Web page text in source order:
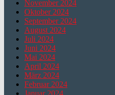
November 2024
Oktober 2024
September 2024
August 2024
Juli 2024
Juni 2024
Mai 2024
April 2024
März 2024
Februar 2024
Januar 2024